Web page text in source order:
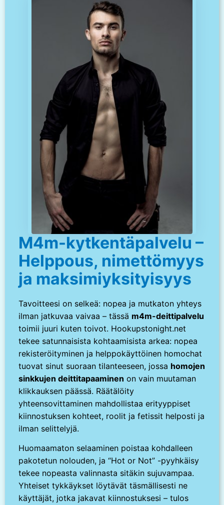
M4m-kytkentäpalvelu –
Helppous, nimettömyys
ja maksimiyksityisyys
Tavoitteesi on selkeä: nopea ja mutkaton yhteys
ilman jatkuvaa vaivaa – tässä m4m-deittipalvelu
toimii juuri kuten toivot. Hookupstonight.net
tekee satunnaisista kohtaamisista arkea: nopea
rekisteröityminen ja helppokäyttöinen homochat
tuovat sinut suoraan tilanteeseen, jossa homojen
sinkkujen deittitapaaminen on vain muutaman
klikkauksen päässä. Räätälöity
yhteensovittaminen mahdollistaa erityyppiset
kiinnostuksen kohteet, roolit ja fetissit helposti ja
ilman selittelyjä.
Huomaamaton selaaminen poistaa kohdalleen
pakotetun nolouden, ja “Hot or Not” -pyyhkäisy
tekee nopeasta valinnasta sitäkin sujuvampaa.
Yhteiset tykkäykset löytävät täsmällisesti ne
käyttäjät, jotka jakavat kiinnostuksesi – tulos